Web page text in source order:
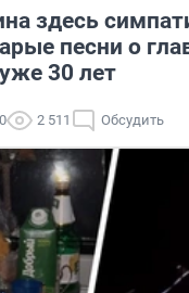
здесь
песни о
30 лет
2 511 Обсудить